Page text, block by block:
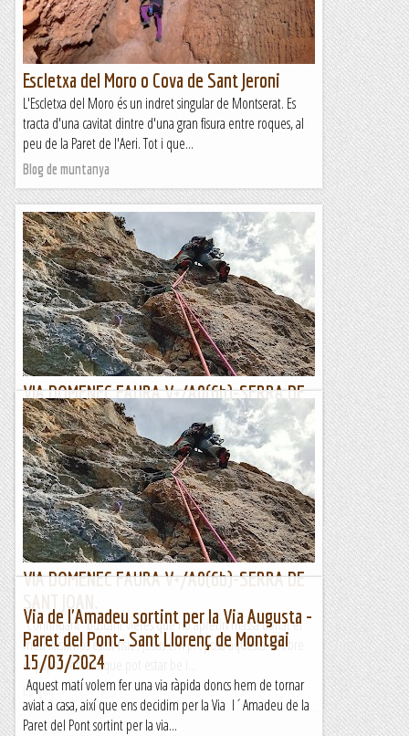
Escletxa del Moro o Cova de Sant Jeroni
L'Escletxa del Moro és un indret singular de Montserat. Es
tracta d'una cavitat dintre d'una gran fisura entre roques, al
peu de la Paret de l'Aeri. Tot i que...
Blog de muntanya
VIA DOMENEC FAURA V+/A0(6b)-SERRA DE
SANT JOAN.
Continuant buscant vietes que no apretin massa donat el
meu llastimós estat físic , Jesús em proposa aquesta. Sobre
el paper sembla que pot estar be i...
Lo gall
VIA DOMENEC FAURA V+/A0(6b)-SERRA DE
Continuant buscant vietes que no apretin massa donat el
meu llastimós estat físic , Jesús em proposa aquesta. Sobre
el paper sembla que pot estar be i...
Lo gall
Via de l'Amadeu sortint per la Via Augusta -
Paret del Pont- Sant Llorenç de Montgai
15/03/2024
Aquest matí volem fer una via ràpida doncs hem de tornar
aviat a casa, així que ens decidim per la Via l´Amadeu de la
Paret del Pont sortint per la via...